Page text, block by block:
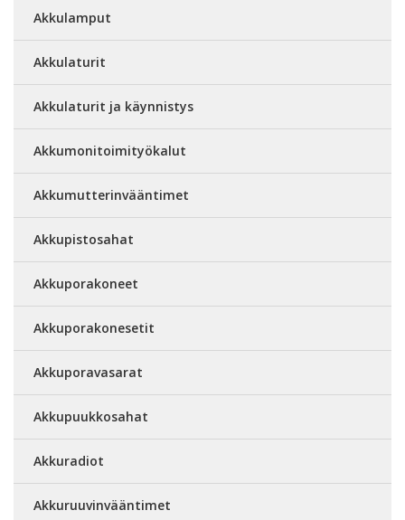
Akkulamput
Akkulaturit
Akkulaturit ja käynnistys
Akkumonitoimityökalut
Akkumutterinvääntimet
Akkupistosahat
Akkuporakoneet
Akkuporakonesetit
Akkuporavasarat
Akkupuukkosahat
Akkuradiot
Akkuruuvinvääntimet